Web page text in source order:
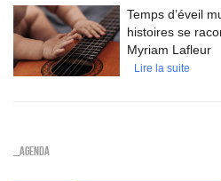
Temps d’éveil
histoires se
Myriam Lafleur
Lire la suite
_Agenda